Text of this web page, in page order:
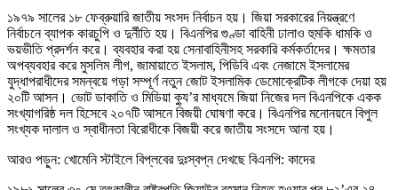
১৯৭৯ সালের ১৮ ফেব্রুয়ারি জাতীয় সংসদ নির্বাচন হয়। জিয়া সরকারের নিয়ন্ত্রণে
নির্বাচনে ব্যাপক কারচুপি ও দুর্নীতি হয়। বিএনপির গুণ্ডা বাহিনী ঢালাও হুমকি ধামকি ও
ভয়ভীতি প্রদর্শন করে। ব্যবহার করা হয় সেনাবাহিনীসহ সরকারি কর্মকর্তাদের। ক্ষমতার
অপব্যবহার করে মুসলিম লীগ, জামায়াতে ইসলাম, পিডিবি এবং নেজামে ইসলামের
যুদ্ধাপরাধীদের সমন্বয়ে গড়া সম্পূর্ণ নতুন জোট ইসলামিক ডেমোক্রেটিক লীগকে দেয়া হয়
২০টি আসন। ভোট ডাকাতি ও মিডিয়া ক্যু’র মাধ্যমে জিয়া নিজের দল বিএনপিকে একক
সংখ্যাগরিষ্ঠ দল হিসেবে ২০৭টি আসনে বিজয়ী ঘোষণা করে। বিএনপির মনোনয়নে বিপুল
সংখ্যক দালাল ও স্বাধীনতা বিরোধীকে বিজয়ী করে জাতীয় সংসদে আনা হয়।
আরও পড়ুন: খোমেনি স্টাইলে বিপ্লবের দুঃস্বপ্ন দেখছে বিএনপি: কাদের